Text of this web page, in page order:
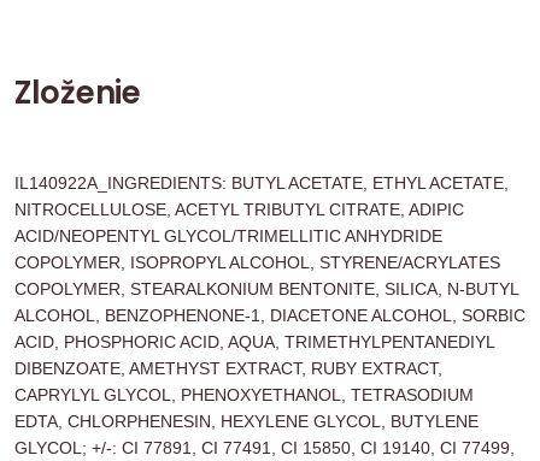
Zloženie
IL140922A_INGREDIENTS: BUTYL ACETATE, ETHYL ACETATE,
NITROCELLULOSE, ACETYL TRIBUTYL CITRATE, ADIPIC
ACID/NEOPENTYL GLYCOL/TRIMELLITIC ANHYDRIDE
COPOLYMER, ISOPROPYL ALCOHOL, STYRENE/ACRYLATES
COPOLYMER, STEARALKONIUM BENTONITE, SILICA, N-BUTYL
ALCOHOL, BENZOPHENONE-1, DIACETONE ALCOHOL, SORBIC
ACID, PHOSPHORIC ACID, AQUA, TRIMETHYLPENTANEDIYL
DIBENZOATE, AMETHYST EXTRACT, RUBY EXTRACT,
CAPRYLYL GLYCOL, PHENOXYETHANOL, TETRASODIUM
EDTA, CHLORPHENESIN, HEXYLENE GLYCOL, BUTYLENE
GLYCOL; +/-: CI 77891, CI 77491, CI 15850, CI 19140, CI 77499,